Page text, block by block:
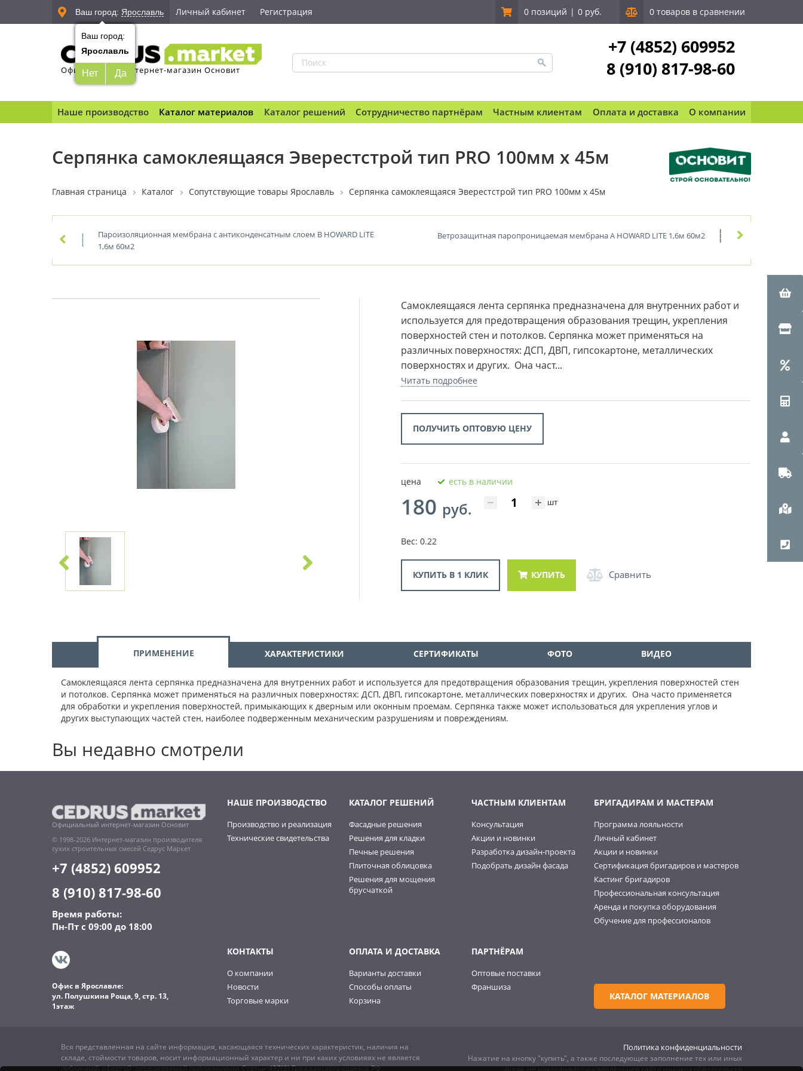
Ваш город: Ярославль
Ваш город:
Ярославль
Нет Да
Личный кабинет Регистрация 0 позиций | 0 руб. 0 товаров в сравнении
Официальный интернет-магазин Основит
+7 (4852) 609952
8 (910) 817-98-60
Наше производство Каталог материалов Каталог решений Сотрудничество партнёрам Частным клиентам Оплата и доставка О компании
Серпянка самоклеящаяся Эверестстрой тип PRO 100мм х 45м
Главная страница Каталог Сопутствующие товары Ярославль Серпянка самоклеящаяся Эверестстрой тип PRO 100мм х 45м
Пароизоляционная мембрана с антиконденсатным слоем В HOWARD LITE
1,6м 60м2
Ветрозащитная паропроницаемая мембрана А HOWARD LITE 1,6м 60м2
Самоклеящаяся лента серпянка предназначена для внутренних работ и
используется для предотвращения образования трещин, укрепления
поверхностей стен и потолков. Серпянка может применяться на
различных поверхностях: ДСП, ДВП, гипсокартоне, металлических
поверхностях и других. Она част...
Читать подробнее
ПОЛУЧИТЬ ОПТОВУЮ ЦЕНУ
цена есть в наличии
180 руб. шт
Вес: 0.22
КУПИТЬ В 1 КЛИК КУПИТЬ Сравнить
ПРИМЕНЕНИЕ ХАРАКТЕРИСТИКИ СЕРТИФИКАТЫ ФОТО ВИДЕО
Самоклеящаяся лента серпянка предназначена для внутренних работ и используется для предотвращения образования трещин, укрепления поверхностей стен
и потолков. Серпянка может применяться на различных поверхностях: ДСП, ДВП, гипсокартоне, металлических поверхностях и других. Она часто применяется
для обработки и укрепления поверхностей, примыкающих к дверным или оконным проемам. Серпянка также может использоваться для укрепления углов и
других выступающих частей стен, наиболее подверженным механическим разрушениям и повреждениям.
Вы недавно смотрели
Официальный интернет-магазин Основит
© 1998-2026 Интернет-магазин производителя
сухих строительных смесей Седрус Маркет
+7 (4852) 609952
8 (910) 817-98-60
Время работы:
Пн-Пт с 09:00 до 18:00
Офис в Ярославле:
ул. Полушкина Роща, 9, стр. 13,
1этаж
НАШЕ ПРОИЗВОДСТВО
Производство и реализация
Технические свидетельства
КАТАЛОГ РЕШЕНИЙ
Фасадные решения
Решения для кладки
Печные решения
Плиточная облицовка
Решения для мощения
брусчаткой
ЧАСТНЫМ КЛИЕНТАМ
Консультация
Акции и новинки
Разработка дизайн-проекта
Подобрать дизайн фасада
БРИГАДИРАМ И МАСТЕРАМ
Программа лояльности
Личный кабинет
Акции и новинки
Сертификация бригадиров и мастеров
Кастинг бригадиров
Профессиональная консультация
Аренда и покупка оборудования
Обучение для профессионалов
КОНТАКТЫ
О компании
Новости
Торговые марки
ОПЛАТА И ДОСТАВКА
Варианты доставки
Способы оплаты
Корзина
ПАРТНЁРАМ
Оптовые поставки
Франшиза
КАТАЛОГ МАТЕРИАЛОВ
Вся представленная на сайте информация, касающаяся технических характеристик, наличия на
складе, стоймости товаров, носит информационный характер и ни при каких условияях не является
публичной офертой, определяемой положениями Статьи 437(2) Гражданского кодекса РФ.
Политика конфиденциальности
Нажатие на кнопку "купить", а также последующее заполнение тех или иных
форм, не накладывает на владельцев сайта никаких обязательств